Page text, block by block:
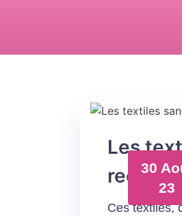
30
23
Les
Ces textiles,